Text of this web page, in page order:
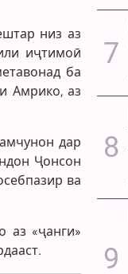
низ аз
иҷтимоӣ
ба
Амрико, аз
дар
Ҷонсон
ва
аз «ҷанги»